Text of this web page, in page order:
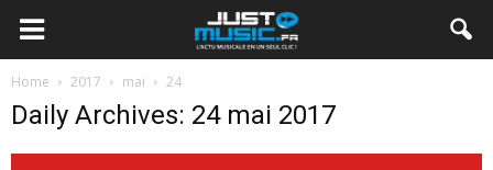
Home 2017 mai 24
Daily Archives: 24 mai 2017